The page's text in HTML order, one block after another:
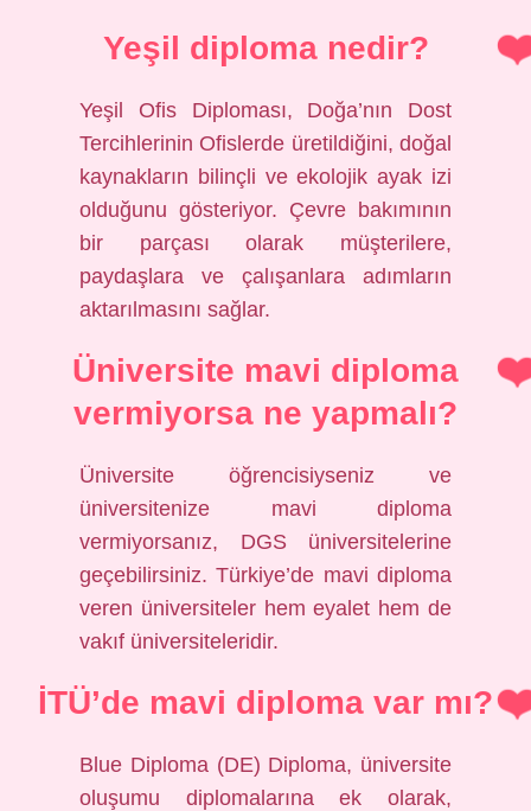
Yeşil diploma nedir?
Yeşil Ofis Diploması, Doğa’nın Dost
Tercihlerinin Ofislerde üretildiğini, doğal
kaynakların bilinçli ve ekolojik ayak izi
olduğunu gösteriyor. Çevre bakımının
bir parçası olarak müşterilere,
paydaşlara ve çalışanlara adımların
aktarılmasını sağlar.
Üniversite mavi diploma
vermiyorsa ne yapmalı?
Üniversite öğrencisiyseniz ve
üniversitenize mavi diploma
vermiyorsanız, DGS üniversitelerine
geçebilirsiniz. Türkiye’de mavi diploma
veren üniversiteler hem eyalet hem de
vakıf üniversiteleridir.
İTÜ’de mavi diploma var mı?
Blue Diploma (DE) Diploma, üniversite
oluşumu diplomalarına ek olarak,